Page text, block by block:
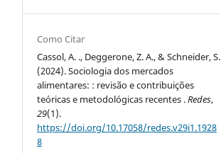
Como Citar
Cassol, A. ., Deggerone, Z. A., & Schneider, S.
(2024). Sociologia dos mercados
alimentares: : revisão e contribuições
teóricas e metodológicas recentes .Redes,
29(1).
https://doi.org/10.17058/redes.v29i1.1928
8